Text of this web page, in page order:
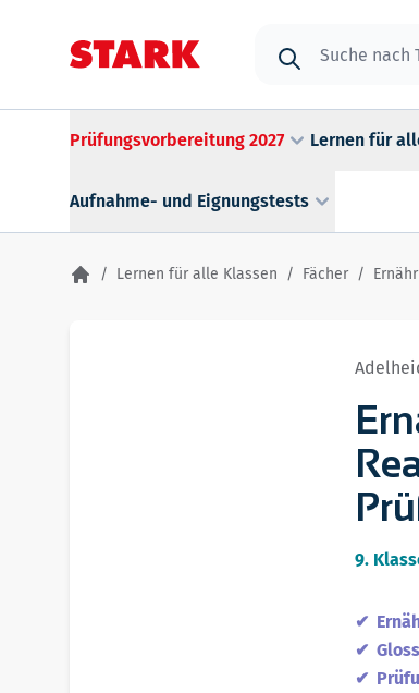
Prüfungsvorbereitung 2027 Lernen für
Aufnahme- und Eignungstests
/ Lernen für alle Klassen / Fächer /
9.